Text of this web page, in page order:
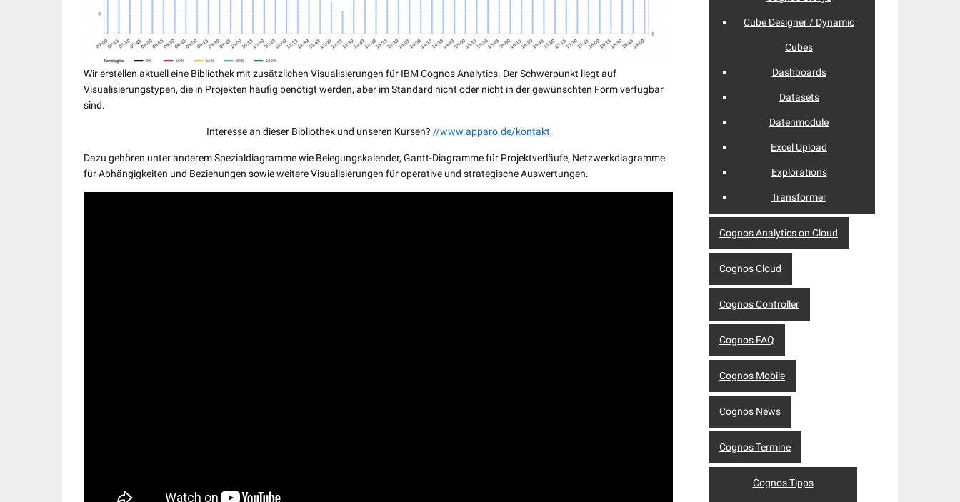
Wir erstellen aktuell eine Bibliothek mit zusätzlichen Visualisierungen für IBM Cognos Analytics. Der Schwerpunkt liegt auf
Visualisierungstypen, die in Projekten häufig benötigt werden, aber im Standard nicht oder nicht in der gewünschten Form verfügbar
sind.
Interesse an dieser Bibliothek und unseren Kursen? //www.apparo.de/kontakt
Dazu gehören unter anderem Spezialdiagramme wie Belegungskalender, Gantt-Diagramme für Projektverläufe, Netzwerkdiagramme
für Abhängigkeiten und Beziehungen sowie weitere Visualisierungen für operative und strategische Auswertungen.
Cube Designer / Dynamic
Cubes
Dashboards
Datasets
Datenmodule
Excel Upload
Explorations
Transformer
Cognos Analytics on Cloud
Cognos Cloud
Cognos Controller
Cognos FAQ
Cognos Mobile
Cognos News
Cognos Termine
Cognos Tipps